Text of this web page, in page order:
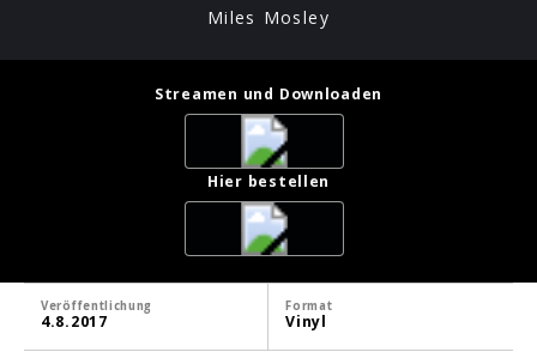
Miles Mosley
Streamen und Downloaden
Hier bestellen
Veröffentlichung
4.8.2017
Format
Vinyl